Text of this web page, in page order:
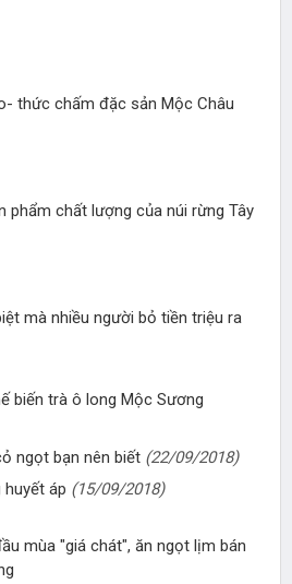
thức chấm đặc sản Mộc Châu
phẩm chất lượng của núi rừng Tây
mà nhiều người bỏ tiền triệu ra
biến trà ô long Mộc Sương
ngọt bạn nên biết (22/09/2018)
áp (15/09/2018)
mùa "giá chát", ăn ngọt lịm bán